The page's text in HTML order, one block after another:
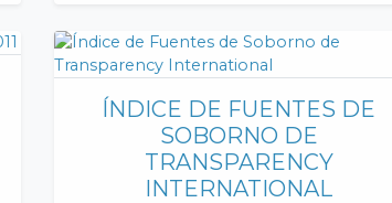
ÍNDICE DE FUENTES DE
SOBORNO DE
TRANSPARENCY
INTERNATIONAL